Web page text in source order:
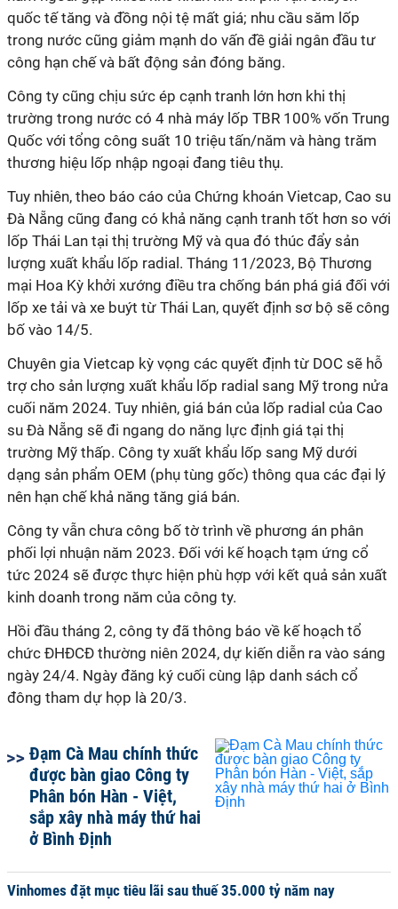
quốc tế tăng và đồng nội tệ mất giá; nhu cầu săm lốp
trong nước cũng giảm mạnh do vấn đề giải ngân đầu tư
công hạn chế và bất động sản đóng băng.
Công ty cũng chịu sức ép cạnh tranh lớn hơn khi thị
trường trong nước có 4 nhà máy lốp TBR 100% vốn Trung
Quốc với tổng công suất 10 triệu tấn/năm và hàng trăm
thương hiệu lốp nhập ngoại đang tiêu thụ.
Tuy nhiên, theo báo cáo của Chứng khoán Vietcap, Cao su
Đà Nẵng cũng đang có khả năng cạnh tranh tốt hơn so với
ốp Thái Lan tại thị trường Mỹ và qua đó thúc đẩy sản
lượng xuất khẩu l ốp radial. Tháng 11/2023, Bộ Thương
mại Hoa Kỳ khởi xướng điều tra chống bán phá giá đối với
ốp xe tải và xe buýt từ Thái Lan, quyết định sơ bộ sẽ công
bố vào 14/5.
Chuyên gia Vietcap kỳ vọng các quyết định từ DOC sẽ hỗ
trợ cho sản lượng xuất khẩu l ốp radial sang Mỹ trong nửa
cuối năm 2024. Tuy nhiên, giá bán của ốp radial của Cao
su Đà Nẵng sẽ đi ngang do năng l ực định giá tại thị
trường Mỹ thấp. Công ty xuất khẩu l ốp sang Mỹ dưới
d ạng sản phẩm OEM (phụ tùng gốc) thông qua các đại lý
nên hạn chế khả năng tăng giá bán.
Công ty vẫn chưa công bố tờ trình về phương án phân
phối lợi nhuận năm 2023. Đối với kế hoạch tạm ứng cổ
tức 2024 sẽ được thực hiện phù hợp với kết quả sản xuất
kinh doanh trong năm của công ty.
Hồi đầu tháng 2, công ty đã thông báo về kế hoạch tổ
chức ĐHĐCĐ thường niên 2024, dự kiến diễn ra vào sáng
ngày 24/4. Ngày đăng ký cuối cùng lập danh sách cổ
đông tham dự họp là 20/3.
Đạm Cà Mau chính thức
được bàn giao Công ty
Phân bón Hàn - Việt,
sắp xây nhà máy thứ hai
ở Bình Định
Vinhomes đặt mục tiêu lãi sau thuế 35.000 tỷ năm nay